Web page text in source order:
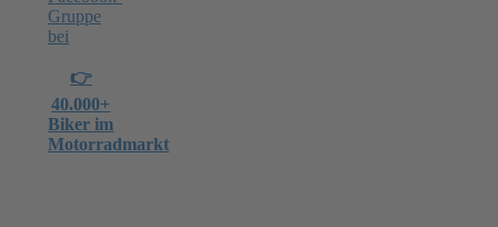
👉
40.000+
Biker im
Motorradmarkt